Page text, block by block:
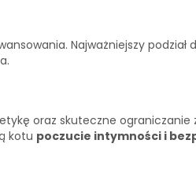
Najważniejszy
oraz skuteczne
kotu poczucie intymności i